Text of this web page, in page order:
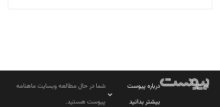
درباره پیوست
بیشتر بدانید
شما در حال مطالعه وبسایت ماهنامه
پیوست هستید.